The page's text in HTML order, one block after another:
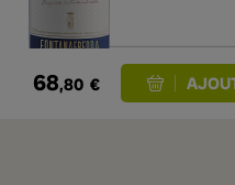
68,80 €